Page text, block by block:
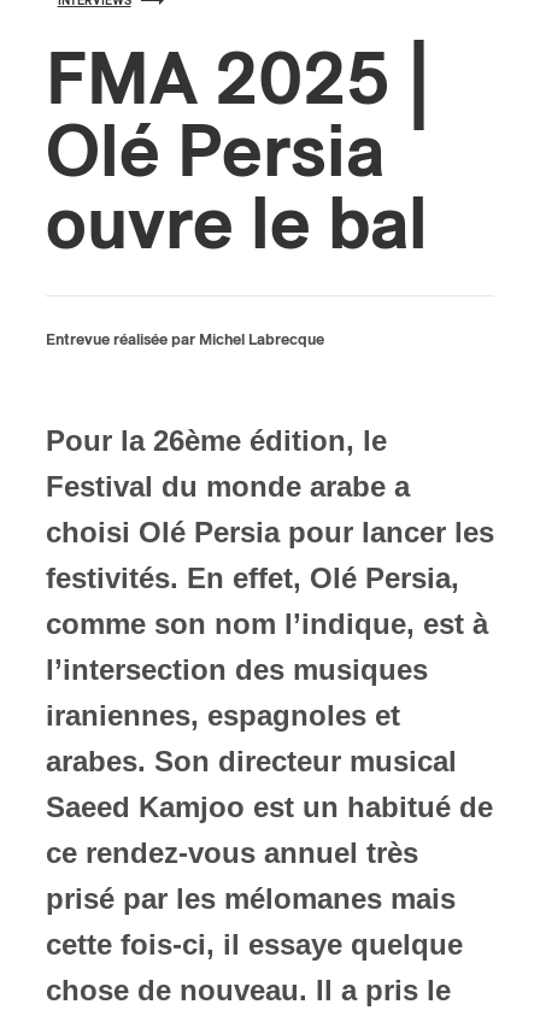
FMA 2025 |
Olé Persia
ouvre le bal
Entrevue réalisée par Michel Labrecque
Pour la 26ème édition, le
Festival du monde arabe a
choisi Olé Persia pour lancer les
festivités. En effet, Olé Persia,
comme son nom l’indique, est à
l’intersection des musiques
iraniennes, espagnoles et
arabes. Son directeur musical
Saeed Kamjoo est un habitué de
ce rendez-vous annuel très
prisé par les mélomanes mais
cette fois-ci, il essaye quelque
chose de nouveau. Il a pris le